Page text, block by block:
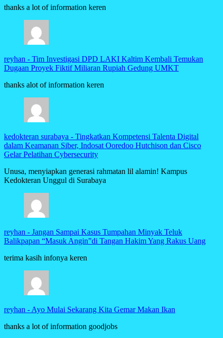
thanks a lot of information keren
reyhan - Tim Investigasi DPD LAKI Kaltim Kembali Temukan
Dugaan Proyek Fiktif Miliaran Rupiah Gedung UMKT
thanks alot of information keren
kedokteran surabaya - Tingkatkan Kompetensi Talenta Digital
dalam Keamanan Siber, Indosat Ooredoo Hutchison dan Cisco
Gelar Pelatihan Cybersecurity
Unusa, menyiapkan generasi rahmatan lil alamin! Kampus
Kedokteran Unggul di Surabaya
reyhan - Jangan Sampai Kasus Tumpahan Minyak Teluk
Balikpapan “Masuk Angin”di Tangan Hakim Yang Rakus Uang
terima kasih infonya keren
reyhan - Ayo Mulai Sekarang Kita Gemar Makan Ikan
thanks a lot of information goodjobs